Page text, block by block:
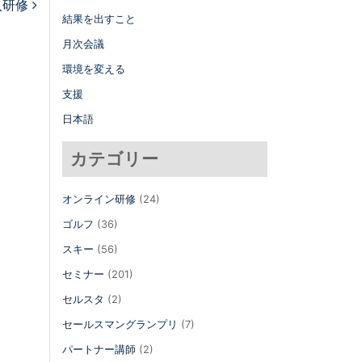
研修
結果を出すこと
月次会議
環境を変える
支援
日本語
カテゴリー
オンライン研修 (24)
ゴルフ (36)
スキー (56)
セミナー (201)
セルスタ (2)
セールスマングランプリ (7)
パートナー講師 (2)